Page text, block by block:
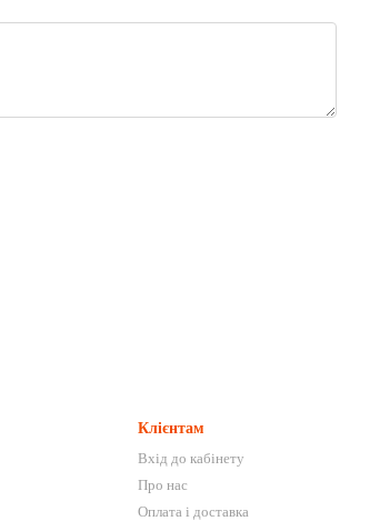
Клієнтам
Вхід до кабінету
Про нас
Оплата і доставка